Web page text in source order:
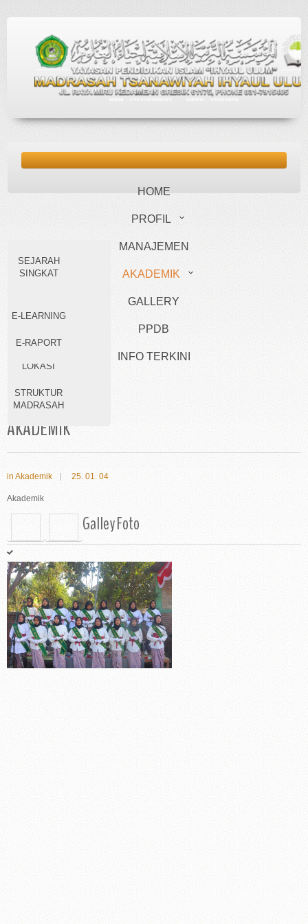
HOME
PROFIL
SEJARAH
SINGKAT
PRASARANA
LOKASI
STRUKTUR
MADRASAH
MANAJEMEN
AKADEMIK
E-LEARNING
E-RAPORT
GALLERY
PPDB
INFO TERKINI
AKADEMIK
in Akademik 25. 01. 04
Akademik
GalleyFoto